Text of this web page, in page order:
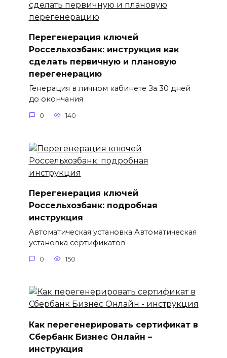
Перегенерация ключей
Россельхозбанк: инструкция как
сделать первичную и плановую
перегенерацию
Генерация в личном кабинете За 30 дней
до окончания
0 140
Перегенерация ключей
Россельхозбанк: подробная
инструкция
Автоматическая установка Автоматическая
установка сертификатов
0 150
Как перегенерировать сертификат в
Сбербанк Бизнес Онлайн –
инструкция